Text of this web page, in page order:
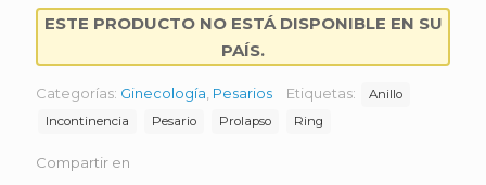
ESTE PRODUCTO NO ESTÁ DISPONIBLE EN SU
PAÍS.
Categorías: Ginecología Pesarios Etiquetas:
Anillo
Incontinencia
Pesario Prolapso Ring
Compartir en